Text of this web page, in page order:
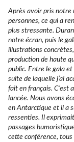
Après avoir pris notre
personnes, ce qui a
plus stressante.
notre écran, puis le
illustrations
production de haute
public. Entre le gala et
suite de laquelle j’ai
fait en français. C’est
lancée. Nous avons
en Antarctique et il a
ressenties. Il
passages
cette conférence,